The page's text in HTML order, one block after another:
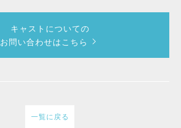
キャストについての
お問い合わせはこちら
一覧に戻る